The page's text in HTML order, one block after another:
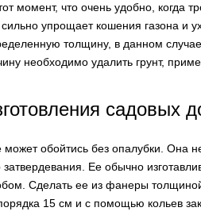
момент, что очень удобно, когда
упрощает кошения газона и
толщину, в данном
необходимо удалить грунт,
садовых
может обойтись без опалубки. Она
Ее обычно
Сделать ее из фанеры
15 см и с помощью кольев